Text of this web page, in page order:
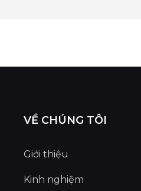
VỀ CHÚNG TÔI
Giới thiệu
Kinh nghiệm